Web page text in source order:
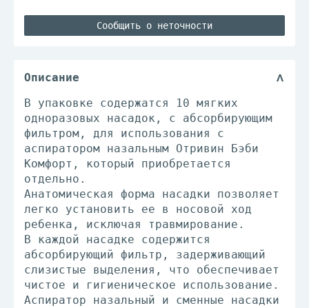
Сообщить о неточности
Описание
В упаковке содержатся 10 мягких
одноразовых насадок, с абсорбирующим
фильтром, для использования с
аспиратором назальным Отривин Бэби
Комфорт, который приобретается
отдельно.
Анатомическая форма насадки позволяет
легко установить ее в носовой ход
ребенка, исключая травмирование.
В каждой насадке содержится
абсорбирующий фильтр, задерживающий
слизистые выделения, что обеспечивает
чистое и гигиеническое использование.
Аспиратор назальный и сменные насадки